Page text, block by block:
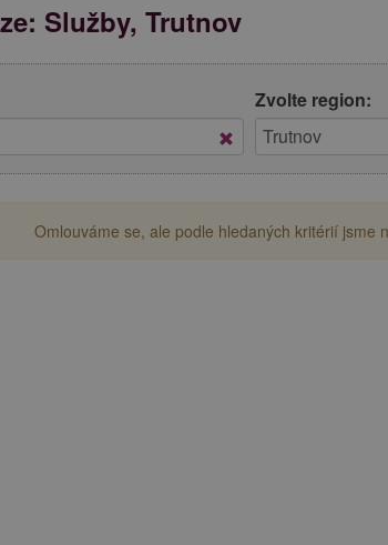
Služby, Trutnov
Zvolte region:
Omlouváme se, ale podle hledaných kritérií jsme